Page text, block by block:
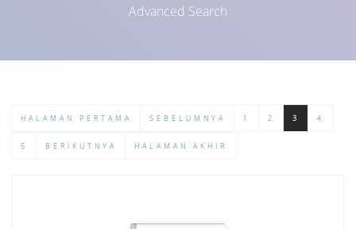
Advanced Search
HALAMAN PERTAMA SEBELUMNYA 1 2 3 4
5 BERIKUTNYA HALAMAN AKHIR